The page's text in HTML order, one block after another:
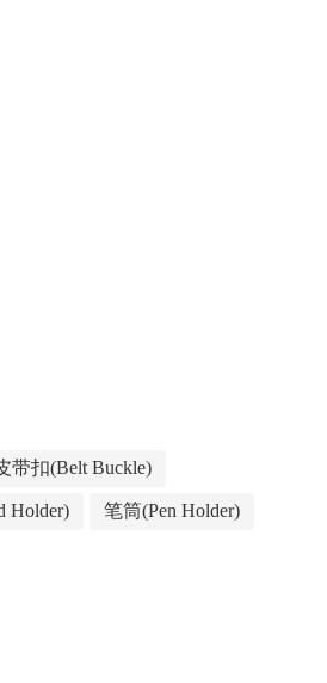
带扣(Belt Buckle)
Holder) 笔筒(Pen Holder)